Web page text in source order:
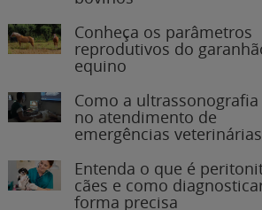
Conheça os parâmetros
reprodutivos do garanhão
equino
Como a ultrassonografia
no atendimento de
emergências veterinárias
Entenda o que é
cães e como
forma precisa